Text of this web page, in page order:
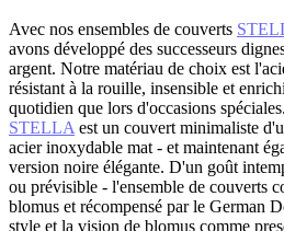
Avec nos ensembles de couverts
avons développé des successeurs
argent. Notre matériau de choix est
résistant à la rouille, insensible et
quotidien que lors d'occasions
STELLA est un couvert minimaliste
acier inoxydable mat - et maintenant
version noire élégante. D'un goût
ou prévisible - l'ensemble de couverts
blomus et récompensé par le German
style et la vision de blomus comme